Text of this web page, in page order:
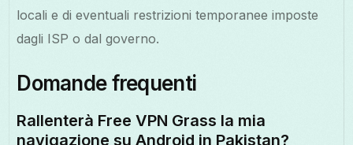
locali e di eventuali restrizioni temporanee imposte
dagli ISP o dal governo.
Domande frequenti
Rallenterà Free VPN Grass la mia
navigazione su Android in Pakistan?